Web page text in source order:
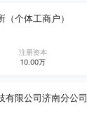
个体工商户）
注册资本
10.00万
有限公司济南分公司